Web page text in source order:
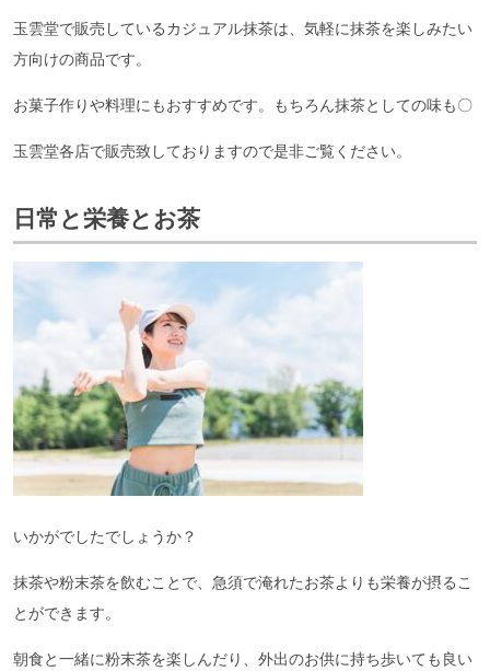
玉雲堂で販売しているカジュアル抹茶は、気軽に抹茶を楽しみたい
方向けの商品です。
お菓子作りや料理にもおすすめです。もちろん抹茶としての味も〇
玉雲堂各店で販売致しておりますので是非ご覧ください。
日常と栄養とお茶
いかがでしたでしょうか？
抹茶や粉末茶を飲むことで、急須で淹れたお茶よりも栄養が摂るこ
とができます。
朝食と一緒に粉末茶を楽しんだり、外出のお供に持ち歩いても良い